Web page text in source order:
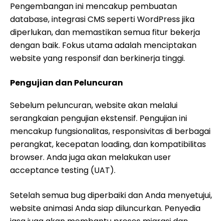
Pengembangan ini mencakup pembuatan
database, integrasi CMS seperti WordPress jika
diperlukan, dan memastikan semua fitur bekerja
dengan baik. Fokus utama adalah menciptakan
website yang responsif dan berkinerja tinggi.
Pengujian dan Peluncuran
Sebelum peluncuran, website akan melalui
serangkaian pengujian ekstensif. Pengujian ini
mencakup fungsionalitas, responsivitas di berbagai
perangkat, kecepatan loading, dan kompatibilitas
browser. Anda juga akan melakukan user
acceptance testing (UAT).
Setelah semua bug diperbaiki dan Anda menyetujui,
website animasi Anda siap diluncurkan. Penyedia